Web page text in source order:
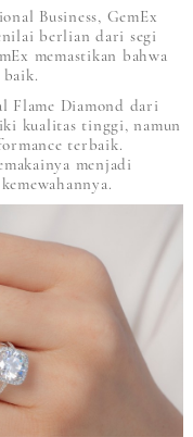
Business, GemEx
berlian dari segi
memastikan bahwa
Flame Diamond dari
kualitas tinggi, namun
terbaik.
menjadi